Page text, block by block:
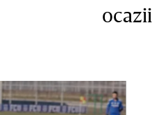
ocazii